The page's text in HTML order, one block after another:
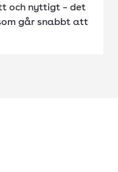
och nyttigt – det
går snabbt att